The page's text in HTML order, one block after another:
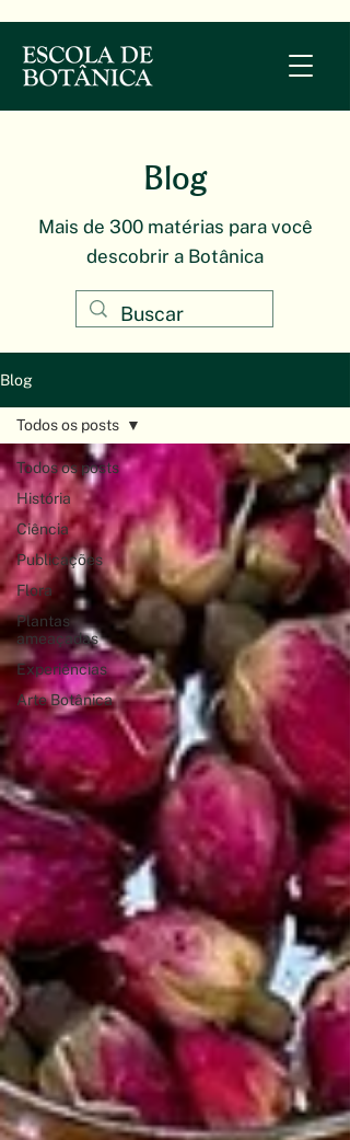
Blog
Mais de 300 matérias para você
descobrir a Botânica
Blog
Todos os posts
História
Ciência
Publicações
Flora
Plantas
ameaçadas
Experiências
Arte Botânica
Todos os posts